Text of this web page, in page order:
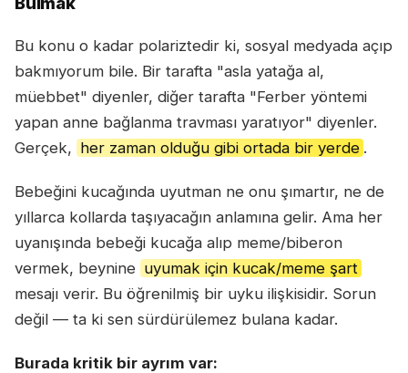
Bu konu o kadar polariztedir ki, sosyal medyada açıp
bakmıyorum bile. Bir tarafta "asla yatağa al,
müebbet" diyenler, diğer tarafta "Ferber yöntemi
yapan anne bağlanma travması yaratıyor" diyenler.
Gerçek, her zaman olduğu gibi ortada bir yerde .
Bebeğini kucağında uyutman ne onu şımartır, ne de
yıllarca kollarda taşıyacağın anlamına gelir. Ama her
uyanışında bebeği kucağa alıp meme/biberon
vermek, beynine uyumak için kucak/meme şart
mesajı verir. Bu öğrenilmiş bir uyku ilişkisidir. Sorun
değil — ta ki sen sürdürülemez bulana kadar.
Burada kritik bir ayrım var: